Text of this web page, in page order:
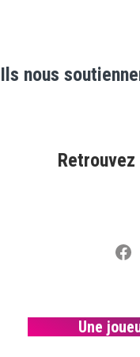
Ils nous
Une